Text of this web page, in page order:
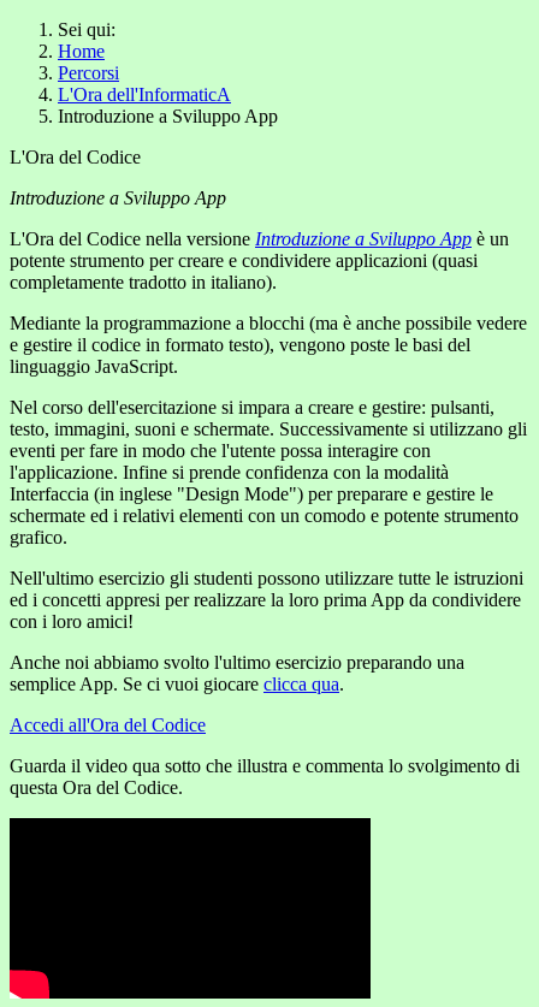
Sei qui:
Home
Percorsi
L'Ora dell'InformaticA
Introduzione a Sviluppo App
L'Ora del Codice
Introduzione a Sviluppo App
L'Ora del Codice nella versione Introduzione a Sviluppo App è un
potente strumento per creare e condividere applicazioni (quasi
completamente tradotto in italiano).
Mediante la programmazione a blocchi (ma è anche possibile vedere
e gestire il codice in formato testo), vengono poste le basi del
linguaggio JavaScript.
Nel corso dell'esercitazione si impara a creare e gestire: pulsanti,
testo, immagini, suoni e schermate. Successivamente si utilizzano gli
eventi per fare in modo che l'utente possa interagire con
l'applicazione. Infine si prende confidenza con la modalità
Interfaccia (in inglese "Design Mode") per preparare e gestire le
schermate ed i relativi elementi con un comodo e potente strumento
grafico.
Nell'ultimo esercizio gli studenti possono utilizzare tutte le istruzioni
ed i concetti appresi per realizzare la loro prima App da condividere
con i loro amici!
Anche noi abbiamo svolto l'ultimo esercizio preparando una
semplice App. Se ci vuoi giocare clicca qua.
Accedi all'Ora del Codice
Guarda il video qua sotto che illustra e commenta lo svolgimento di
questa Ora del Codice.